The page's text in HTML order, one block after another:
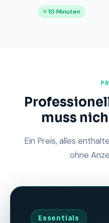
≈ 10 Minuten
muss
Ein Preis, alles
ohne
Essentials